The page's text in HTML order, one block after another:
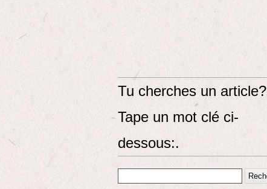
Tu cherches un article?
Tape un mot clé ci-
dessous:.